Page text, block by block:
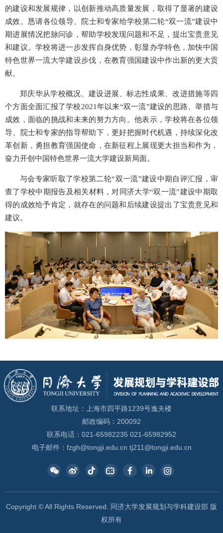
的建设和发展规律，以创新推动高质量发展，取得了显著的建设
成效。恳请各位领导、院士和专家给学校第二轮“双一流”建设中
期进展情况把脉问诊，帮助学校发现问题和不足，提出宝贵意见
和建议。学校将进一步发挥自身优势，彰显办学特色，加快中国
特色世界一流大学建设步伐，在教育强国建设中作出新的更大贡
献。
郑庆华从学校概况、建设进展、标志性成果、改进措施等四
个方面全面汇报了学校2021年以来“双一流”建设的思路、举措与
成效，面临的挑战和未来的努力方向。他表示，学校将在各位领
导、院士和专家的指导帮助下，更好把握时代机遇，持续深化改
革创新，勇担教育强国使命，在新征程上展现更大担当和作为，
奋力开创中国特色世界一流大学建设新局面。
与会专家听取了学校第二轮“双一流”建设中期自评汇报，审
查了学校中期报告及相关材料，对同济大学“双一流”建设中期取
得的成效给予肯定，就存在的问题和后续建设提出了宝贵意见和
建议。
联系地址：上海市四平路1239号逸夫楼
邮政编码：200092
联系电话：021-65982235 021-65982952
电子邮件：fzgh@tongji.edu.cn tj211@tongji.edu.cn
Copyright © All Rights Reserved. 同济大学发展规划与学科建设部 版
权所有